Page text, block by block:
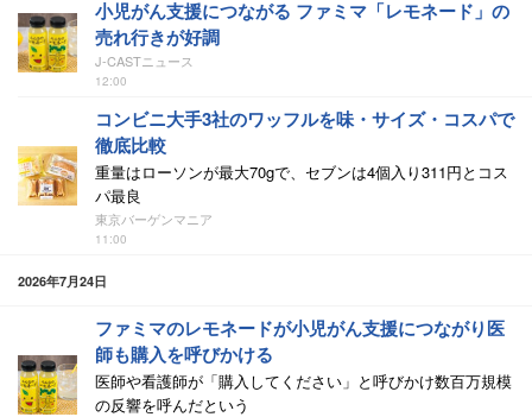
小児がん支援につながる ファミマ「レモネード」の
売れ行きが好調
J-CASTニュース
12:00
コンビニ大手3社のワッフルを味・サイズ・コスパで
徹底比較
重量はローソンが最大70gで、セブンは4個入り311円とコス
パ最良
東京バーゲンマニア
11:00
2026年7月24日
ファミマのレモネードが小児がん支援につながり医
師も購入を呼びかける
医師や看護師が「購入してください」と呼びかけ数百万規模
の反響を呼んだという